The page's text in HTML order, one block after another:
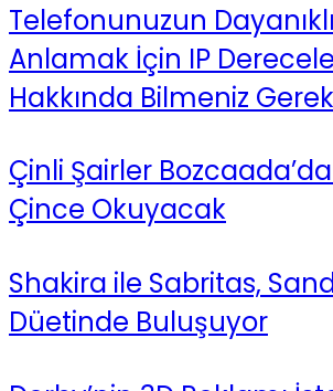
Telefonunuzun
Anlamak İçin IP
Hakkında Bilmeniz
Çinli Şairler
Çince Okuyacak
Shakira ile Sabritas,
Düetinde Buluşuyor